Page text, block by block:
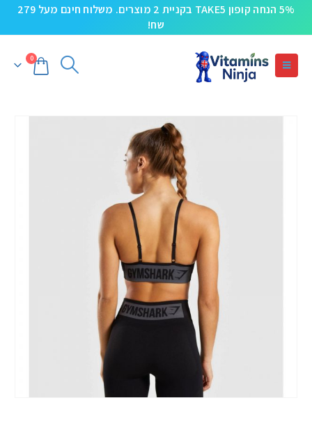
5% הנחה קופון TAKE5 בקניית 2 מוצרים. משלוח חינם מעל 279
שח!
0